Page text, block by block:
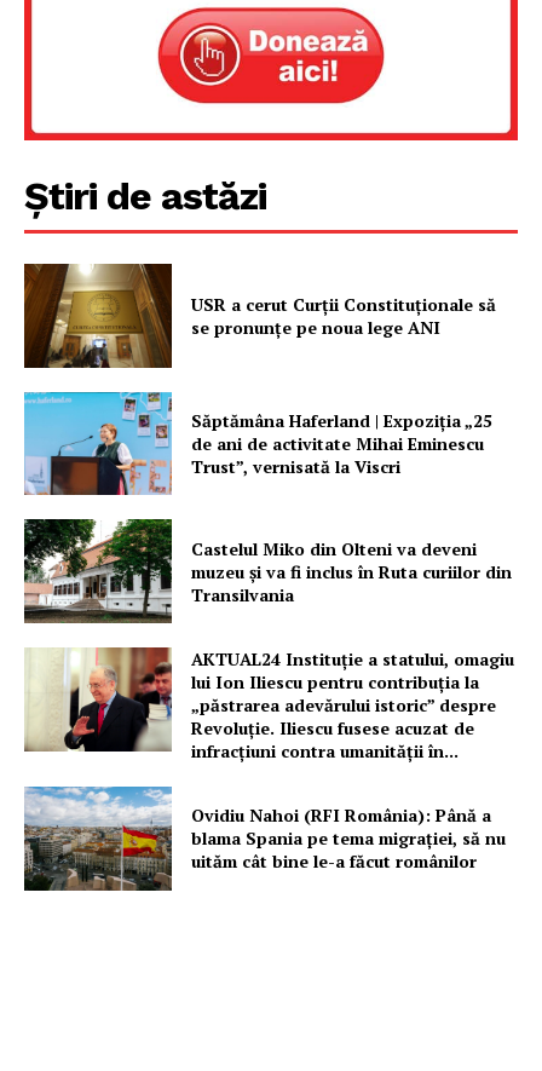
Știri de astăzi
USR a cerut Curții Constituționale să
se pronunțe pe noua lege ANI
Săptămâna Haferland | Expoziţia „25
de ani de activitate Mihai Eminescu
Trust”, vernisată la Viscri
Castelul Miko din Olteni va deveni
muzeu şi va fi inclus în Ruta curiilor din
Transilvania
AKTUAL24 Instituție a statului, omagiu
lui Ion Iliescu pentru contribuția la
„păstrarea adevărului istoric” despre
Revoluție. Iliescu fusese acuzat de
infracțiuni contra umanității în...
Ovidiu Nahoi (RFI România): Până a
blama Spania pe tema migrației, să nu
uităm cât bine le-a făcut românilor